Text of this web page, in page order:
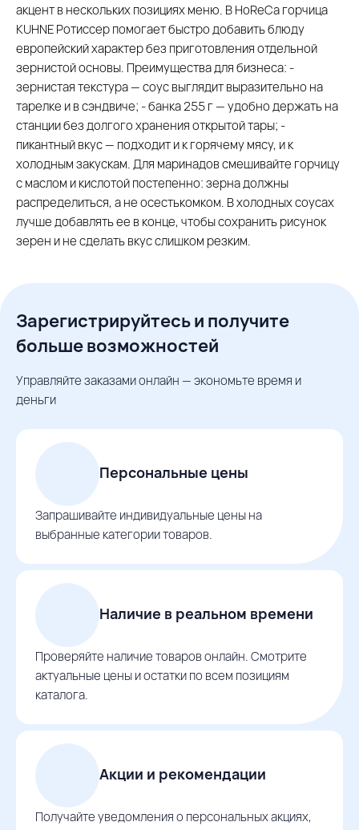
акцент в нескольких позициях меню. В HoReCa горчица
KUHNE Ротиссер помогает быстро добавить блюду
европейский характер без приготовления отдельной
зернистой основы. Преимущества для бизнеса: -
зернистая текстура — соус выглядит выразительно на
тарелке и в сэндвиче; - банка 255 г — удобно держать на
станции без долгого хранения открытой тары; -
пикантный вкус — подходит и к горячему мясу, и к
холодным закускам. Для маринадов смешивайте горчицу
с маслом и кислотой постепенно: зерна должны
распределиться, а не осестькомком. В холодных соусах
лучше добавлять ее в конце, чтобы сохранить рисунок
зерен и не сделать вкус слишком резким.
Зарегистрируйтесь и получите
больше возможностей
Управляйте заказами онлайн — экономьте время и
деньги
Персональные цены
Запрашивайте индивидуальные цены на
выбранные категории товаров.
Наличие в реальном времени
Проверяйте наличие товаров онлайн. Смотрите
актуальные цены и остатки по всем позициям
каталога.
Акции и рекомендации
Получайте уведомления о персональных акциях,